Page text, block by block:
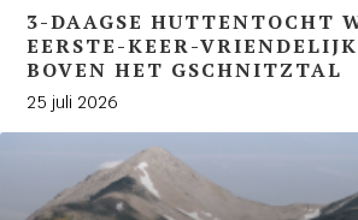
3-DAAGSE HUTTENTOCHT
EERSTE-KEER-
BOVEN HET GSCHNITZTAL
25 juli 2026